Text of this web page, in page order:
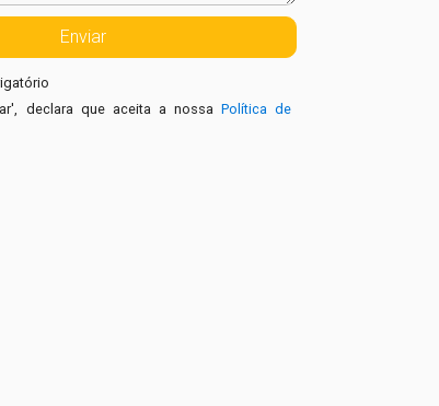
declara que aceita a nossaPolítica de